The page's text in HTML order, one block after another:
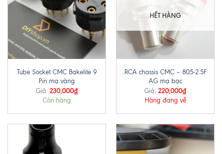
Tube Socket CMC Bakelite 9
Pin mạ vàng
Giá: 230,000₫
Còn hàng
HẾT HÀNG
RCA chassis CMC – 805-2.5F
AG mạ bạc
Giá: 220,000₫
Hàng đang về